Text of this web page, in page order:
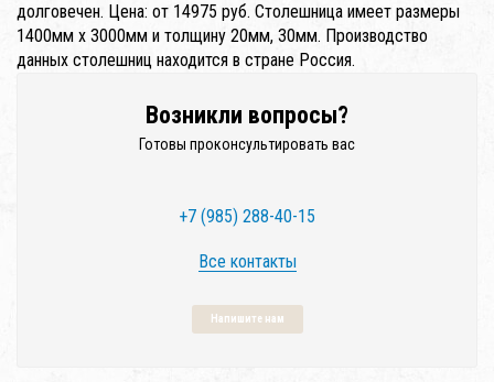
долговечен. Цена: от 14975 руб. Столешница имеет размеры
1400мм x 3000мм и толщину 20мм, 30мм. Производство
данных столешниц находится в стране Россия.
Возникли вопросы?
Готовы проконсультировать вас
+7 (985) 288-40-15
Все контакты
Напишите нам